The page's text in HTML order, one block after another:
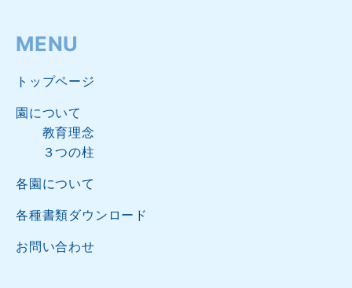
MENU
トップページ
園について
教育理念
３つの柱
各園について
各種書類ダウンロード
お問い合わせ